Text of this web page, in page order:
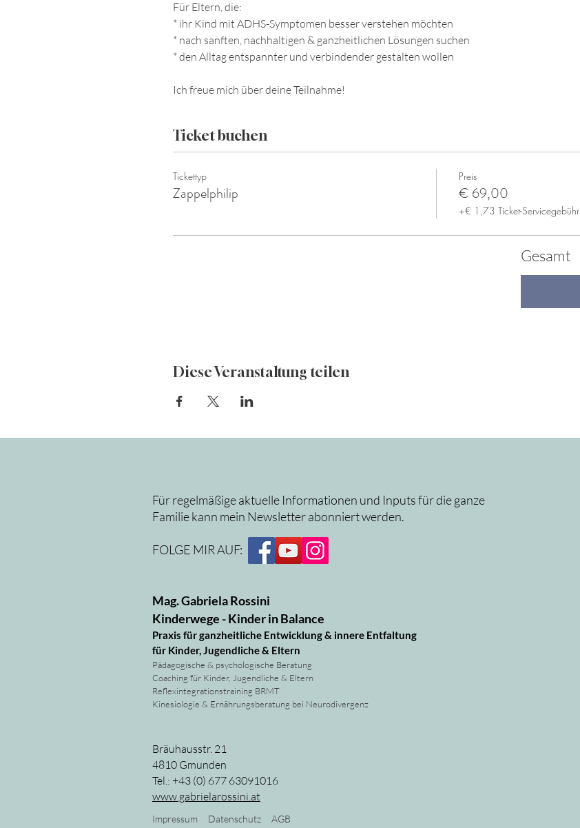
Für Eltern, die:
* ihr Kind mit ADHS-Symptomen besser verstehen möchten
* nach sanften, nachhaltigen & ganzheitlichen Lösungen suchen
* den Alltag entspannter und verbindender gestalten wollen
Ich freue mich über deine Teilnahme!
Ticket buchen
Tickettyp
Zappelphilip
Preis
€ 69,00
+€ 1,73 Ticket-Servicegebühr
Gesamt
Diese Veranstaltung teilen
Für regelmäßige aktuelle Informationen und Inputs für die ganze
Familie kann mein Newsletter abonniert werden.
FOLGE MIR AUF:
Mag. Gabriela Rossini
Kinderwege - Kinder in Balance
Praxis für ganzheitliche Entwicklung & innere Entfaltung
für Kinder, Jugendliche & Eltern
Pädagogische & psychologische Beratung
Coaching für Kinder, Jugendliche & Eltern
Reflexintegrationstraining BRMT
Kinesiologie & Ernährungsberatung bei Neurodivergenz
Bräuhausstr. 21
4810 Gmunden
Tel.: +43 (0) 677 63091016
www.gabrielarossini.at
Impressum Datenschutz AGB